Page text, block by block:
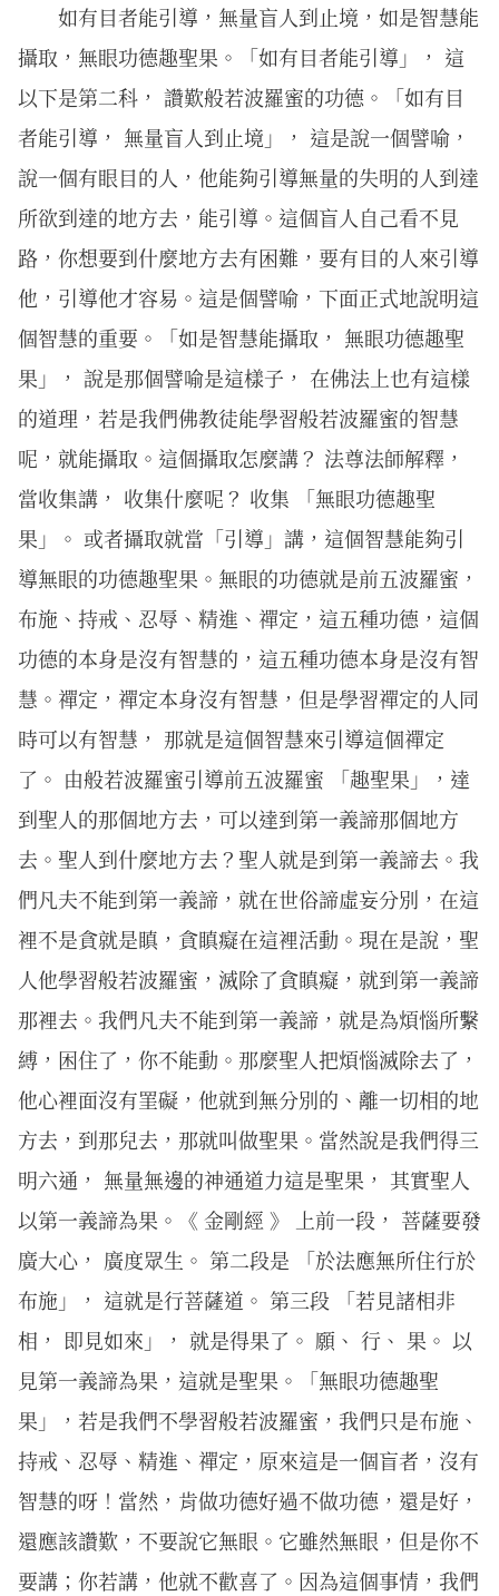
如有⽬者能引導，無量盲⼈到⽌境，如是智慧能
攝取，無眼功德趣聖果。「如有目者能引導」， 這
以下是第二科， 讚歎般若波羅蜜的功德。「如有目
者能引導， 無量盲人到止境」， 這是說一個譬喻，
說一個有眼目的人，他能夠引導無量的失明的人到達
所欲到達的地方去，能引導。這個盲人自己看不見
路，你想要到什麼地方去有困難，要有目的人來引導
他，引導他才容易。這是個譬喻，下面正式地說明這
個智慧的重要。「如是智慧能攝取， 無眼功德趣聖
果」， 說是那個譬喻是這樣子， 在佛法上也有這樣
的道理，若是我們佛教徒能學習般若波羅蜜的智慧
呢，就能攝取。這個攝取怎麼講？ 法尊法師解釋，
當收集講， 收集什麼呢？ 收集 「無眼功德趣聖
果」。 或者攝取就當「引導」講，這個智慧能夠引
導無眼的功德趣聖果。無眼的功德就是前五波羅蜜，
布施、持戒、忍辱、精進、禪定，這五種功德，這個
功德的本身是沒有智慧的，這五種功德本身是沒有智
慧。禪定，禪定本身沒有智慧，但是學習禪定的人同
時可以有智慧， 那就是這個智慧來引導這個禪定
了。 由般若波羅蜜引導前五波羅蜜 「趣聖果」，達
到聖人的那個地方去，可以達到第一義諦那個地方
去。聖人到什麼地方去？聖人就是到第一義諦去。我
們凡夫不能到第一義諦，就在世俗諦虛妄分別，在這
裡不是貪就是瞋，貪瞋癡在這裡活動。現在是說，聖
人他學習般若波羅蜜，滅除了貪瞋癡，就到第一義諦
那裡去。我們凡夫不能到第一義諦，就是為煩惱所繫
縛，困住了，你不能動。那麼聖人把煩惱滅除去了，
他心裡面沒有罣礙，他就到無分別的、離一切相的地
方去，到那兒去，那就叫做聖果。當然說是我們得三
明六通， 無量無邊的神通道力這是聖果， 其實聖人
以第一義諦為果。《 金剛經 》 上前一段， 菩薩要發
廣大心， 廣度眾生。 第二段是 「於法應無所住行於
布施」， 這就是行菩薩道。 第三段 「若見諸相非
相， 即見如來」， 就是得果了。 願、 行、 果。 以
見第一義諦為果，這就是聖果。「無眼功德趣聖
果」，若是我們不學習般若波羅蜜，我們只是布施、
持戒、忍辱、精進、禪定，原來這是一個盲者，沒有
智慧的呀！當然，肯做功德好過不做功德，還是好，
還應該讚歎，不要說它無眼。它雖然無眼，但是你不
要講；你若講，他就不歡喜了。因為這個事情，我們